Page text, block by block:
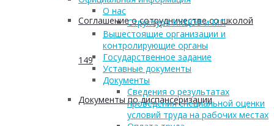
Соглашение о сотрудничестве со школой
149
Документы по диспансеризации
О нас
Структура ККЦОЗ и МП
Вышестоящие организации и
контролирующие органы
Государственное задание
Уставные документы
Документы
Сведения о результатах
проведения специальной оценки
условий труда на рабочих местах